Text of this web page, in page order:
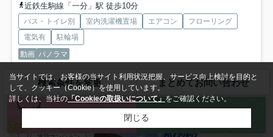
近鉄生駒線「一分」駅 徒歩10分
バス・トイレ別 室内洗濯機置場 エアコン
フローリング
電気有
駐輪場
動画 パノラマ
徒歩21分の場所に生駒東小学校があります。共用部には敷地内ごみ置き
場・オール電化など様々な設備やサービスが揃っているので...
る
検索条件を変更 まとめてお問い合わせ
来店予約 お問い合わせ
当サイトでは、お客様の当サイト利用状況把握、サービス向上検討を目的と
して、クッキー（Cookie）を使用しています。
詳しくは、当社の 「Cookieの取扱いについて」 をご確認ください。
閉じる